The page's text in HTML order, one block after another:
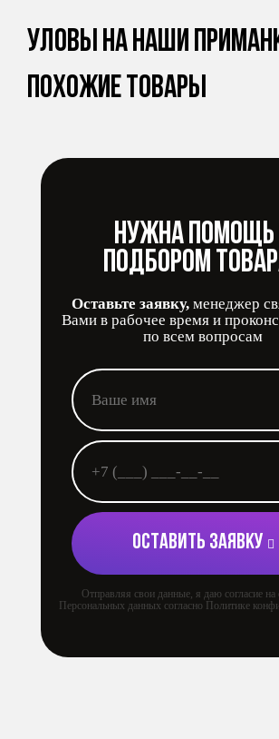
Уловы на наши
Похожие товары
Нужна помощь
подбором
Оставьте заявку,менеджер
Вами в рабочее время и
по всем вопросам
ОСТАВИТЬ ЗАЯВКУ
Отправляя свои данные, я даю согласие на
Персональных данных согласно Политике